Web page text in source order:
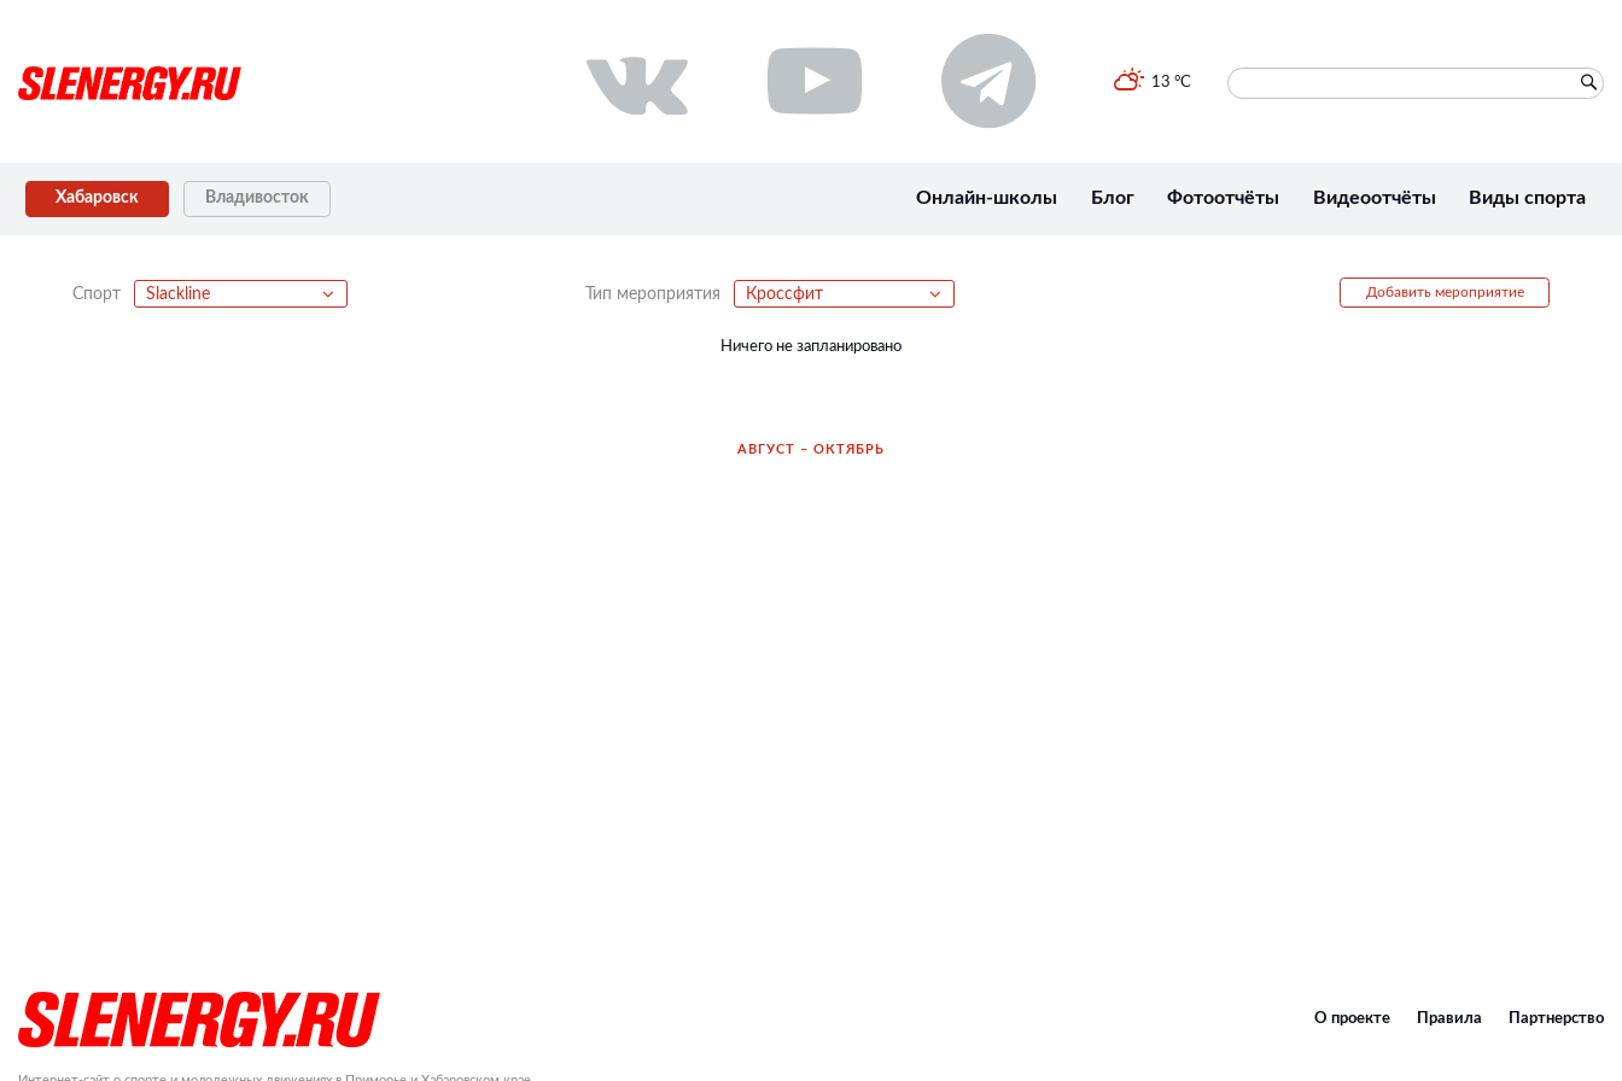
13 °C
Хабаровск Владивосток Онлайн-школы Блог Фотоотчёты Видеоотчёты Виды спорта
Спорт Slackline Тип мероприятия Кроссфит Добавить мероприятие
Ничего не запланировано
АВГУСТ – ОКТЯБРЬ
О проекте Правила Партнерство